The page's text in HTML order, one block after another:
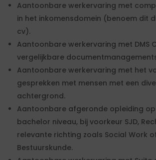
Aantoonbare werkervaring met
in het inkomensdomein (benoem dit
cv).
Aantoonbare werkervaring met DMS
vergelijkbare
Aantoonbare werkervaring met het
gesprekken met mensen met een
achtergrond.
Aantoonbare afgeronde opleiding
bachelor niveau, bij voorkeur SJD,
relevante richting zoals Social Work
Bestuurskunde.